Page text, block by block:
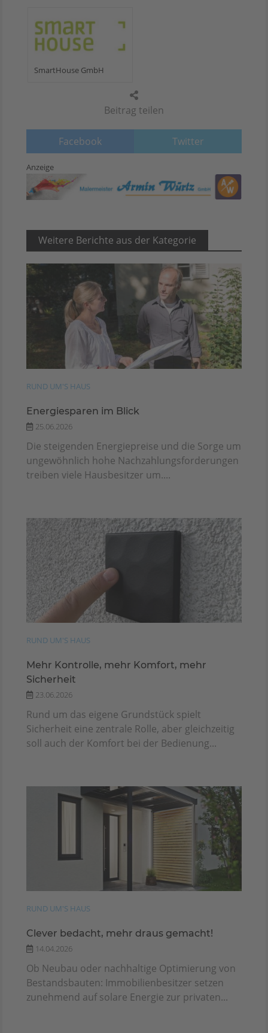
Beitrag teilen
Facebook Twitter
SmartHouse GmbH
Anzeige
Weitere Berichte aus der Kategorie
RUND UM'S HAUS
Energiesparen im Blick
25.06.2026
Die steigenden Energiepreise und die Sorge um
ungewöhnlich hohe Nachzahlungsforderungen
treiben viele Hausbesitzer um....
RUND UM'S HAUS
Mehr Kontrolle, mehr Komfort, mehr
Sicherheit
23.06.2026
Rund um das eigene Grundstück spielt
Sicherheit eine zentrale Rolle, aber gleichzeitig
soll auch der Komfort bei der Bedienung...
RUND UM'S HAUS
Clever bedacht, mehr draus gemacht!
14.04.2026
Ob Neubau oder nachhaltige Optimierung von
Bestandsbauten: Immobilienbesitzer setzen
zunehmend auf solare Energie zur privaten...